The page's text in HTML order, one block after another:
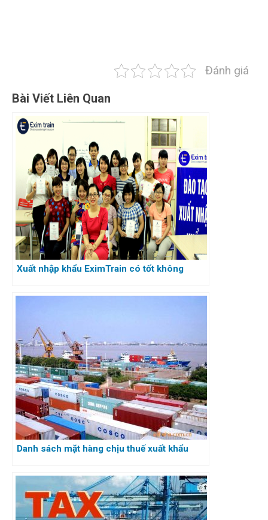
Đánh giá
Bài Viết Liên Quan
Xuất nhập khẩu EximTrain có tốt không
Danh sách mặt hàng chịu thuế xuất khẩu